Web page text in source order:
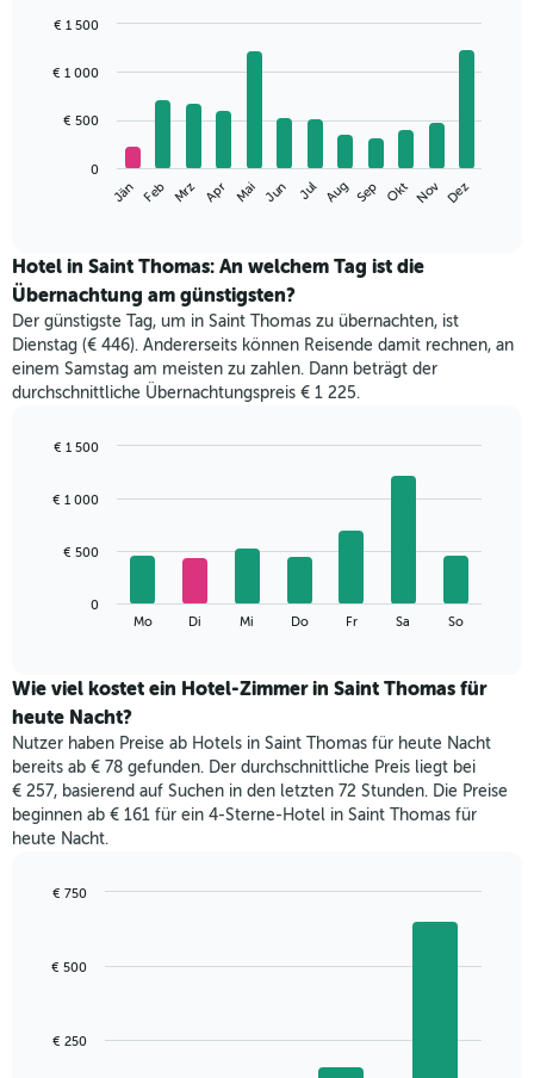
chart
bars.
folgende
den
durchschnittlichen
Zimmerpreis
im
jeweiligen
Monat
an.
Diagramm
X-
die
Monate
hat
1
Y-
Achse,
die
den
durchschnittlichen
Zimmerpreis
graphic.
Jän Feb Mrz Apr Mai Jun Jul Aug Sep Okt Nov Dez
0
€ 500
€ 1 000
€ 1 500
Hotel in Saint Thomas: An welchem Tag ist die
Übernachtung am günstigsten?
Der günstigste Tag, um in Saint Thomas zu übernachten, ist
Dienstag (€ 446). Andererseits können Reisende damit rechnen, an
einem Samstag am meisten zu zahlen. Dann beträgt der
durchschnittliche Übernachtungspreis € 1 225.
with
bars.
folgende
den
durchschnittlichen
Preis
eines
Zimmers
für
den
jeweiligen
Das
X-
die
Mo Di Mi Do Fr Sa So
0
€ 500
€ 1 000
€ 1 500
Wie viel kostet ein Hotel-Zimmer in Saint Thomas für
heute Nacht?
Nutzer haben Preise ab Hotels in Saint Thomas für heute Nacht
bereits ab € 78 gefunden. Der durchschnittliche Preis liegt bei
€ 257, basierend auf Suchen in den letzten 72 Stunden. Die Preise
beginnen ab € 161 für ein 4-Sterne-Hotel in Saint Thomas für
heute Nacht.
Das
€ 250
€ 500
€ 750